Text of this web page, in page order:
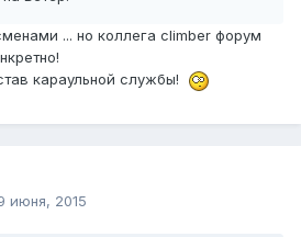
... но коллега climber форум
караульной службы!
июня, 2015